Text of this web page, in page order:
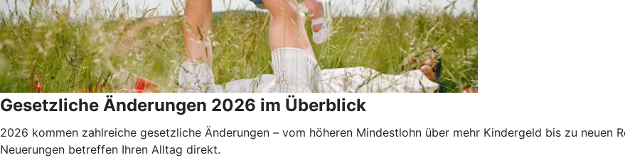
Gesetzliche Änderungen 2026 im Überblick
2026 kommen zahlreiche gesetzliche Änderungen – vom höheren Mindestlohn über mehr Kindergeld bis zu neuen
Neuerungen betreffen Ihren Alltag direkt.